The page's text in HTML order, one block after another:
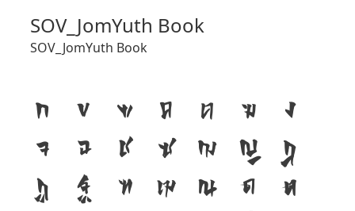
SOV_JomYuth Book
SOV_JomYuth Book
ก ข ฃ ค ฅ ฆ ง
จ ฉ ช ซ ฌ ญ ฎ
ฏ ฐ ฑ ฒ ณ ด ต